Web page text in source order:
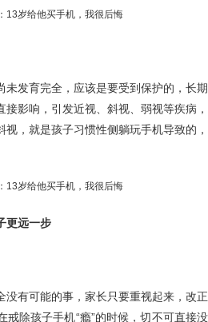
未发育完全，应该是要受到保护的，长期
影响，引发近视、斜视、弱视等疾病，
，就是孩子习惯性侧躺玩手机导致的，
更远一步
没有可能的事，家长只要重视起来，改正
戒除孩子手机“瘾”的时候，切不可直接没